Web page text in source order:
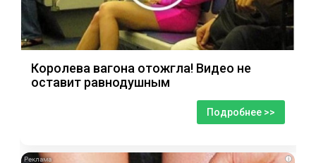
Королева вагона отожгла! Видео не
оставит равнодушным
Подробнее >>
i